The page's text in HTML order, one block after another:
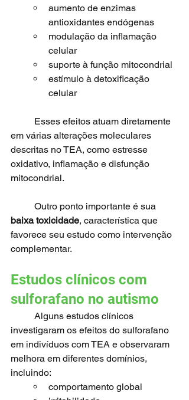
aumento de enzimas
antioxidantes endógenas
modulação da inflamação
celular
suporte à função mitocondrial
estímulo à detoxificação
celular
em várias alterações moleculares
descritas no TEA, como estresse
oxidativo, inflamação e disfunção
mitocondrial.
	Outro ponto importante é sua
baixa toxicidade, característica que
favorece seu estudo como intervenção
complementar.
Estudos clínicos com
sulforafano no autismo
investigaram os efeitos do sulforafano
em indivíduos com TEA e observaram
melhora em diferentes domínios,
incluindo:
comportamento global